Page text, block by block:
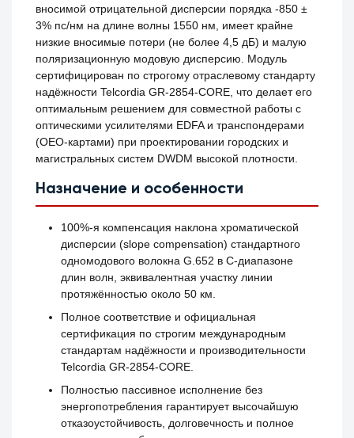
вносимой отрицательной дисперсии порядка -850 ±
3% пс/нм на длине волны 1550 нм, имеет крайне
низкие вносимые потери (не более 4,5 дБ) и малую
поляризационную модовую дисперсию. Модуль
сертифицирован по строгому отраслевому стандарту
надёжности Telcordia GR-2854-CORE, что делает его
оптимальным решением для совместной работы с
оптическими усилителями EDFA и транспондерами
(OEO-картами) при проектировании городских и
магистральных систем DWDM высокой плотности.
Назначение и особенности
100%-я компенсация наклона хроматической
дисперсии (slope compensation) стандартного
одномодового волокна G.652 в C-диапазоне
длин волн, эквивалентная участку линии
протяжённостью около 50 км.
Полное соответствие и официальная
сертификация по строгим международным
стандартам надёжности и производительности
Telcordia GR-2854-CORE.
Полностью пассивное исполнение без
энергопотребления гарантирует высочайшую
отказоустойчивость, долговечность и полное